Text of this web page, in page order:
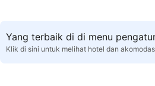
Yang terbaik di di menu
Klik di sini untuk melihat hotel dan